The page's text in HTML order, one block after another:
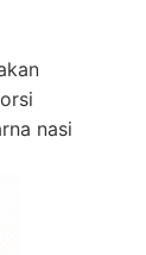
nasi